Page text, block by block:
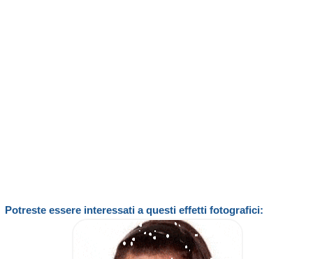
Potreste essere interessati a questi effetti fotografici: